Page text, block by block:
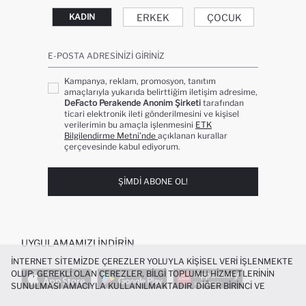
KADIN ERKEK ÇOCUK
E-POSTA ADRESINIZI GIRINIZ
Kampanya, reklam, promosyon, tanıtım
amaçlarıyla yukarıda belirttiğim iletişim adresime,
DeFacto Perakende Anonim Şirketi tarafından
ticari elektronik ileti gönderilmesini ve kişisel
verilerimin bu amaçla işlenmesini ETK
Bilgilendirme Metni’nde açıklanan kurallar
çerçevesinde kabul ediyorum.
ŞIMDI ABONE OL!
UYGULAMAMIZI İNDIRIN
İNTERNET SITEMIZDE ÇEREZLER YOLUYLA KIŞISEL VERI IŞLENMEKTE
OLUP; GEREKLI OLAN ÇEREZLER, BILGI TOPLUMU HIZMETLERININ
SUNULMASI AMACIYLA KULLANILMAKTADIR. DIĞER BIRINCI VE